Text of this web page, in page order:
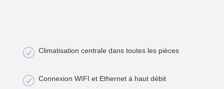
R Climatisation centrale dans toutes les pièces
R Connexion WIFI et Ethernet à haut débit